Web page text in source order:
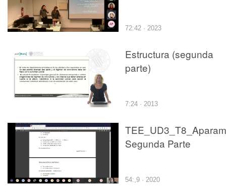
72:42 · 2023
Estructura (segunda
parte)
7:24 · 2013
Segunda Parte
54:,9 · 2020